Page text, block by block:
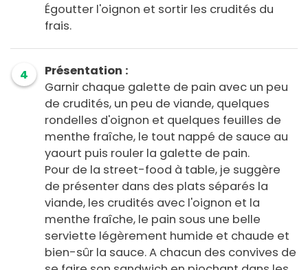
Égoutter l'oignon et sortir les crudités du
frais.
4
Présentation :
Garnir chaque galette de pain avec un peu
de crudités, un peu de viande, quelques
rondelles d'oignon et quelques feuilles de
menthe fraîche, le tout nappé de sauce au
yaourt puis rouler la galette de pain.
Pour de la street-food à table, je suggère
de présenter dans des plats séparés la
viande, les crudités avec l'oignon et la
menthe fraîche, le pain sous une belle
serviette légèrement humide et chaude et
bien-sûr la sauce. A chacun des convives de